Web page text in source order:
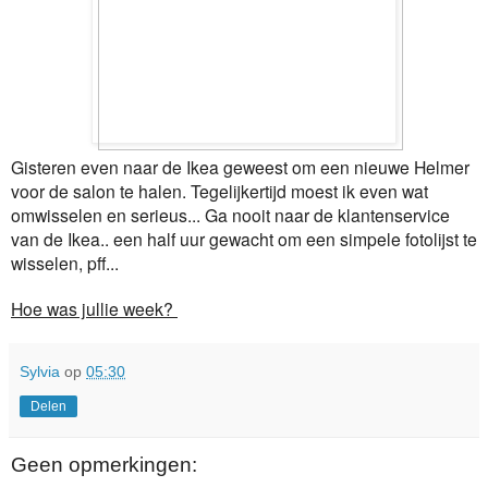
Gisteren even naar de Ikea geweest om een nieuwe Helmer
voor de salon te halen. Tegelijkertijd moest ik even wat
omwisselen en serieus... Ga nooit naar de klantenservice
van de Ikea.. een half uur gewacht om een simpele fotolijst te
wisselen, pff...
Hoe was jullie week?
Sylvia op 05:30
Delen
Geen opmerkingen: